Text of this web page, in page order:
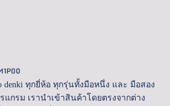
denki ทุกยี่ห้อ ทุกรุ่นทั้งมือหนึ่ง และ มือสอง
กรม เรานำเข้าสินค้าโดยตรงจากต่าง